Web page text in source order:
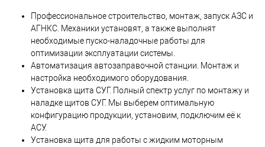
Профессиональное строительство, монтаж, запуск АЗС и
АГНКС. Механики установят, а также выполнят
необходимые пуско-наладочные работы для
оптимизации эксплуатации системы.
Автоматизация автозаправочной станции. Монтаж и
настройка необходимого оборудования.
Установка щита СУГ. Полный спектр услуг по монтажу и
наладке щитов СУГ. Мы выберем оптимальную
конфигурацию продукции, установим, подключим её к
АСУ.
Установка щита для работы с жидким моторным